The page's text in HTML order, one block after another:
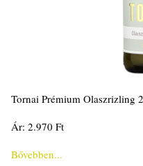
Tornai Prémium Olaszrizling
Ár: 2.970 Ft
Bővebben...